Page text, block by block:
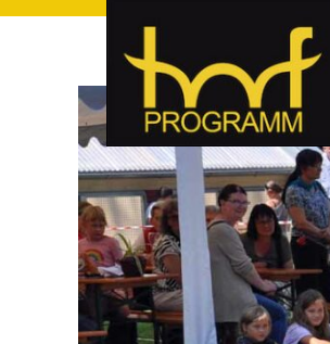
hof-programm
hof-programm – das